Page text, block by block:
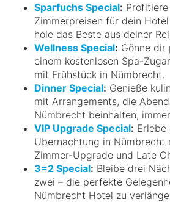
Sparfuchs Special:
Zimmerpreisen für dein
hole das Beste aus deiner
Wellness Special: Gönne dir
einem kostenlosen Spa-
mit Frühstück in Nümbrecht.
Dinner Special: Genieße
mit Arrangements, die
Nümbrecht beinhalten,
VIP Upgrade Special: Erlebe
Übernachtung in Nümbrecht
Zimmer-Upgrade und Late
3=2 Special: Bleibe drei
zwei – die perfekte
Nümbrecht Hotel zu